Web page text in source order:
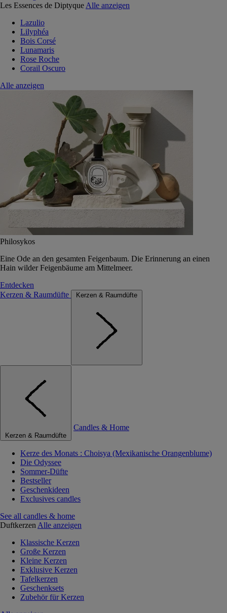
Les Essences de Diptyque Alle anzeigen
Lazulio
Lilyphéa
Bois Corsé
Lunamaris
Rose Roche
Corail Oscuro
Alle anzeigen
Philosykos
Eine Ode an den gesamten Feigenbaum. Die Erinnerung an einen
Hain wilder Feigenbäume am Mittelmeer.
Entdecken
Kerzen & Raumdüfte
Kerzen & Raumdüfte
Kerzen & Raumdüfte
Candles & Home
Kerze des Monats : Choisya (Mexikanische Orangenblume)
Die Odyssee
Sommer-Düfte
Bestseller
Geschenkideen
Exclusives candles
See all candles & home
Duftkerzen Alle anzeigen
Klassische Kerzen
Große Kerzen
Kleine Kerzen
Exklusive Kerzen
Tafelkerzen
Geschenksets
Zubehör für Kerzen